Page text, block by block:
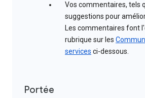
Vos commentaires, tels
suggestions pour
Les commentaires font
rubrique sur les
services ci-dessous.
Portée